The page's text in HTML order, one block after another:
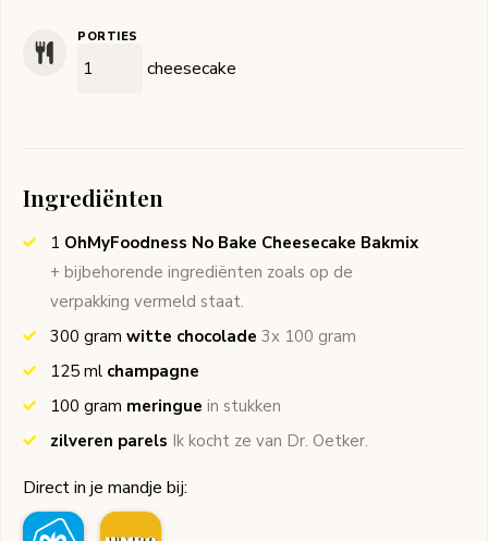
PORTIES
cheesecake
Ingrediënten
1 OhMyFoodness No Bake Cheesecake Bakmix
+ bijbehorende ingrediënten zoals op de
verpakking vermeld staat.
300 gram witte chocolade 3x 100 gram
125 ml champagne
100 gram meringue in stukken
zilveren parels Ik kocht ze van Dr. Oetker.
Direct in je mandje bij: